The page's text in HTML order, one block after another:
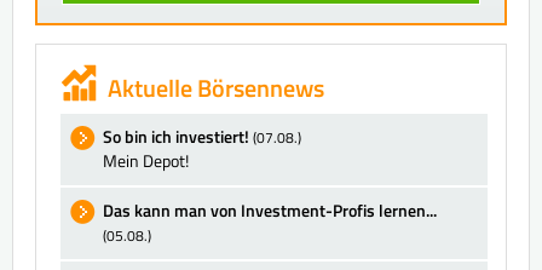
Aktuelle Börsennews
So bin ich investiert! (07.08.)
Mein Depot!
Das kann man von Investment-Profis lernen...
(05.08.)